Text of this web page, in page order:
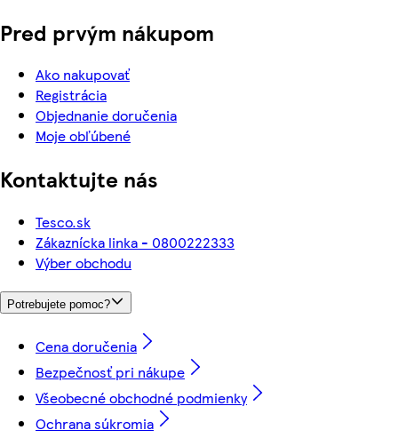
Pred prvým nákupom
Ako nakupovať
Registrácia
Objednanie doručenia
Moje obľúbené
Kontaktujte nás
Tesco.sk
Zákaznícka linka - 0800222333
Výber obchodu
Potrebujete pomoc?
Cena doručenia
Bezpečnosť pri nákupe
Všeobecné obchodné podmienky
Ochrana súkromia